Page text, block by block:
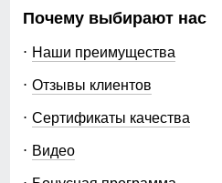
Почему выбирают нас
Наши преимущества
Отзывы клиентов
Сертификаты качества
Видео